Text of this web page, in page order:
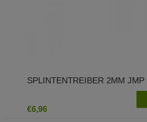
SPLINTENTREIBER 2MM JMP
€6,96